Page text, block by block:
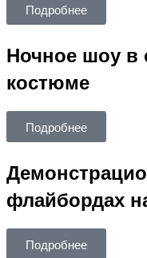
Подробнее
Ночное шоу в
костюме
Подробнее
флайбордах
Подробнее